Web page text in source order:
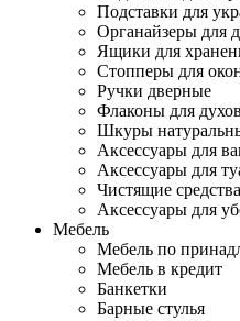
Подставки для
Органайзеры для
Ящики для
Стопперы для
Ручки дверные
Флаконы для
Шкуры
Аксессуары для
Аксессуары для
Чистящие средства
Аксессуары для
Мебель
Мебель по
Мебель в кредит
Банкетки
Барные стулья